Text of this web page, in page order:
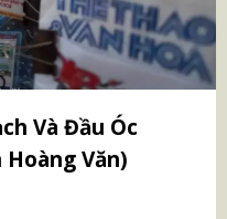
Và Đầu Óc
Văn)